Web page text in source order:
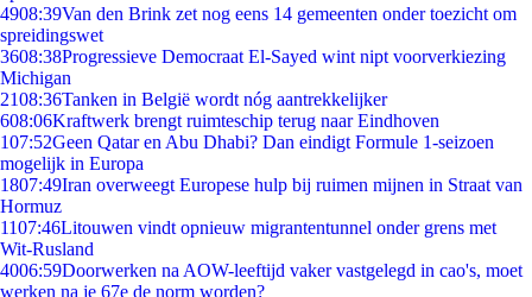
4908:39Van den Brink zet nog eens 14 gemeenten onder toezicht om
spreidingswet
3608:38Progressieve Democraat El-Sayed wint nipt voorverkiezing
Michigan
2108:36Tanken in België wordt nóg aantrekkelijker
608:06Kraftwerk brengt ruimteschip terug naar Eindhoven
107:52Geen Qatar en Abu Dhabi? Dan eindigt Formule 1-seizoen
mogelijk in Europa
1807:49Iran overweegt Europese hulp bij ruimen mijnen in Straat van
Hormuz
1107:46Litouwen vindt opnieuw migrantentunnel onder grens met
Wit-Rusland
4006:59Doorwerken na AOW-leeftijd vaker vastgelegd in cao's, moet
werken na je 67e de norm worden?